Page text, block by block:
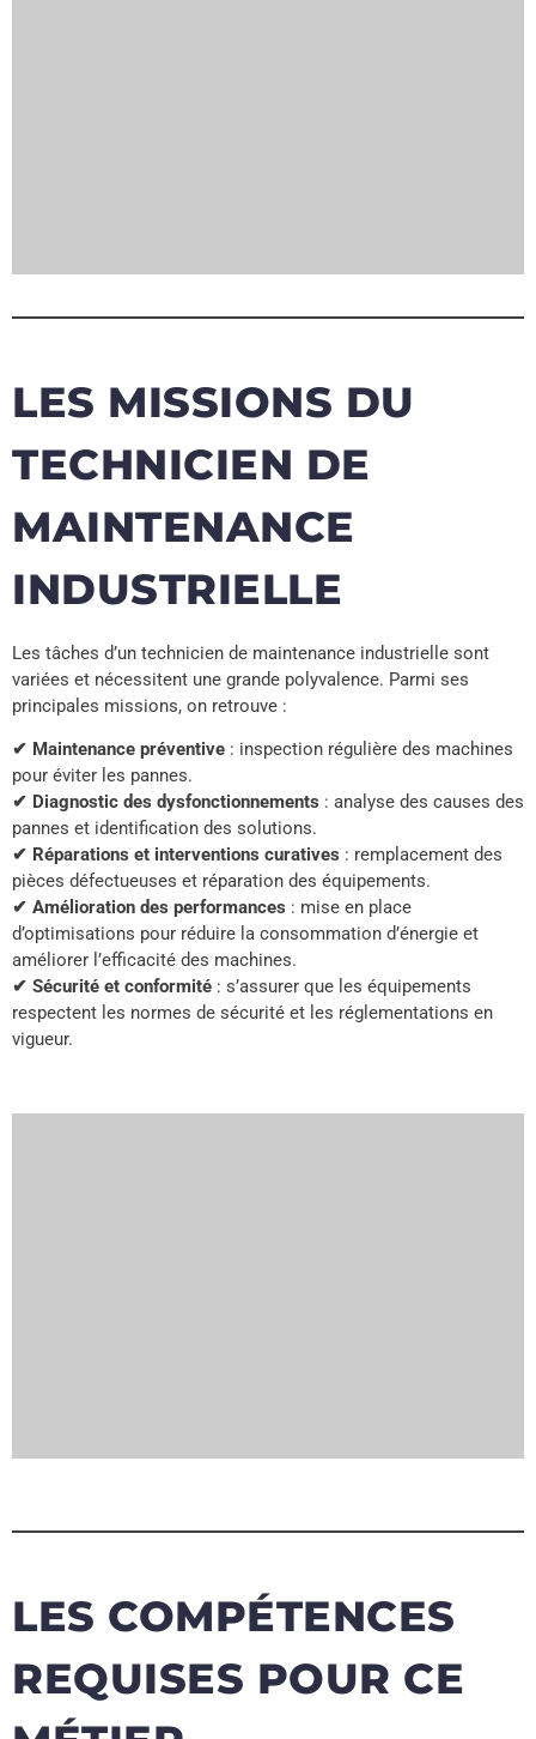
LES MISSIONS DU
TECHNICIEN DE
MAINTENANCE
INDUSTRIELLE
Les tâches d’un technicien de maintenance industrielle sont
variées et nécessitent une grande polyvalence. Parmi ses
principales missions, on retrouve :
✔ Maintenance préventive : inspection régulière des machines
pour éviter les pannes.
✔ Diagnostic des dysfonctionnements : analyse des causes des
pannes et identification des solutions.
✔ Réparations et interventions curatives : remplacement des
pièces défectueuses et réparation des équipements.
✔ Amélioration des performances : mise en place
d’optimisations pour réduire la consommation d’énergie et
améliorer l’efficacité des machines.
✔ Sécurité et conformité : s’assurer que les équipements
respectent les normes de sécurité et les réglementations en
vigueur.
LES COMPÉTENCES
REQUISES POUR CE